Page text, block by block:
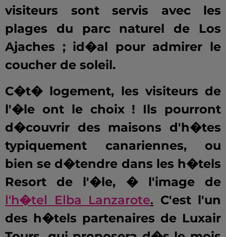
visiteurs sont servis avec les
plages du parc naturel de Los
Ajaches ; id�al pour admirer le
coucher de soleil.
C�t� logement, les visiteurs de
l'�le ont le choix ! Ils pourront
d�couvrir des maisons d'h�tes
typiquement canariennes, ou
bien se d�tendre dans les h�tels
Resort de l'�le, � l'image de
l'h�tel Elba Lanzarote. C'est l'un
des h�tels partenaires de Luxair